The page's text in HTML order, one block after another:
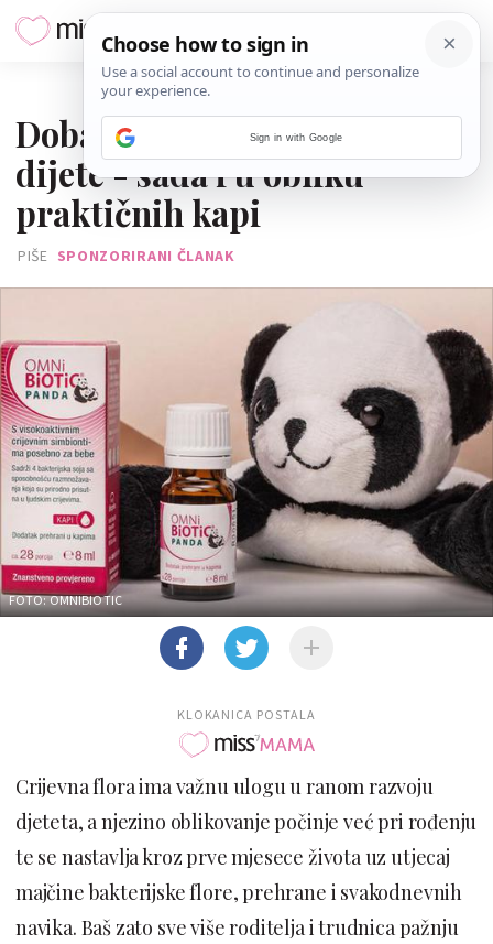
Dobar početak za mamu i
dijete - sada i u obliku
praktičnih kapi
PIŠE SPONZORIRANI ČLANAK
FOTO: OMNIBIOTIC
KLOKANICA POSTALA
Crijevna flora ima važnu ulogu u ranom razvoju
djeteta, a njezino oblikovanje počinje već pri rođenju
te se nastavlja kroz prve mjesece života uz utjecaj
majčine bakterijske flore, prehrane i svakodnevnih
navika. Baš zato sve više roditelja i trudnica pažnju
Sign in with Google